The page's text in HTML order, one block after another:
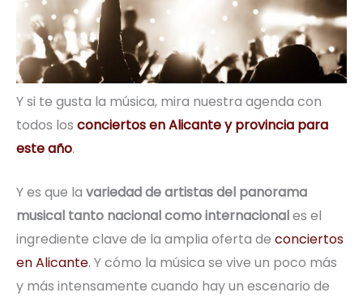
Y si te gusta la música, mira nuestra agenda con
todos los conciertos en Alicante y provincia para
este año.
Y es que la variedad de artistas del panorama
musical tanto nacional como internacionales el
ingrediente clave de la amplia oferta de conciertos
en Alicante. Y cómo la música se vive un poco más
y más intensamente cuando hay un escenario de